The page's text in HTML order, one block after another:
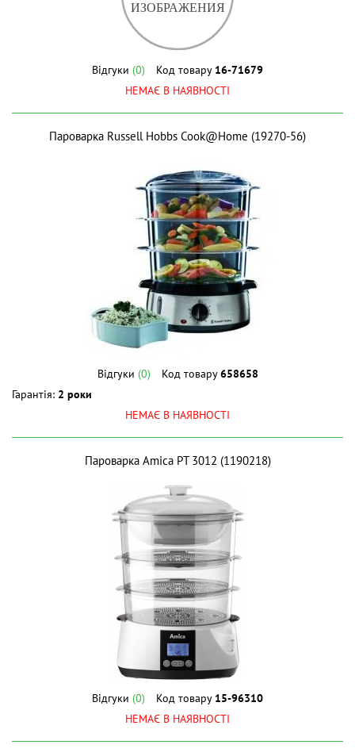
Відгуки (0) Код товару 16-71679
НЕМАЄ В НАЯВНОСТІ
Пароварка Russell Hobbs Cook@Home (19270-56)
Відгуки (0) Код товару658658
Гарантія: 2 роки
НЕМАЄ В НАЯВНОСТІ
Пароварка Amica PT 3012 (1190218)
Відгуки (0) Код товару 15-96310
НЕМАЄ В НАЯВНОСТІ